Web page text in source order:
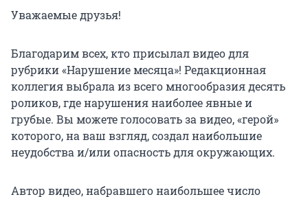
Уважаемые друзья!
Благодарим всех, кто присылал видео для
рубрики «Нарушение месяца»! Редакционная
коллегия выбрала из всего многообразия десять
роликов, где нарушения наиболее явные и
грубые. Вы можете голосовать за видео, «герой»
которого, на ваш взгляд, создал наибольшие
неудобства и/или опасность для окружающих.
Автор видео, набравшего наибольшее число